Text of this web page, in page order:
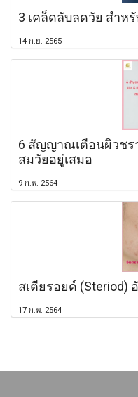
3 เคล็ดลับลดวัย สำห
14 ก.ย. 2565
6 สัญญาณเตือนผิวชร
สมวัยอยู่เสมอ
9 ก.พ. 2564
สเตียรอยด์ (Steriod)
17 ก.พ. 2564